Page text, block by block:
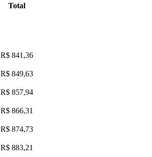
Total
R$ 841,36
R$ 849,63
R$ 857,94
R$ 866,31
R$ 874,73
R$ 883,21